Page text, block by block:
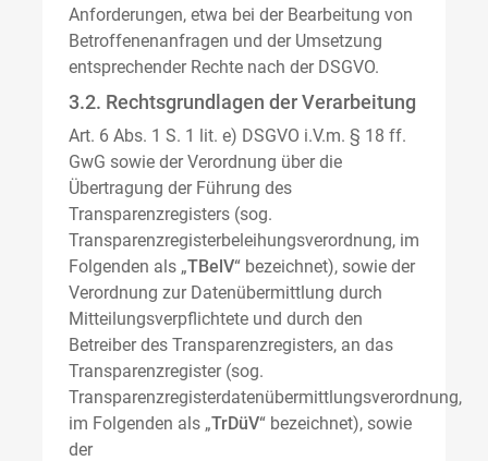
Anforderungen, etwa bei der Bearbeitung von
Betroffenenanfragen und der Umsetzung
entsprechender Rechte nach der DSGVO.
3.2. Rechtsgrundlagen der Verarbeitung
Art. 6 Abs. 1 S. 1 lit. e) DSGVO i.V.m. § 18 ff.
GwG sowie der Verordnung über die
Übertragung der Führung des
Transparenzregisters (sog.
Transparenzregisterbeleihungsverordnung, im
Folgenden als „TBelV“ bezeichnet), sowie der
Verordnung zur Datenübermittlung durch
Mitteilungsverpflichtete und durch den
Betreiber des Transparenzregisters, an das
Transparenzregister (sog.
Transparenzregisterdatenübermittlungsverordnung,
im Folgenden als „TrDüV“ bezeichnet), sowie
der